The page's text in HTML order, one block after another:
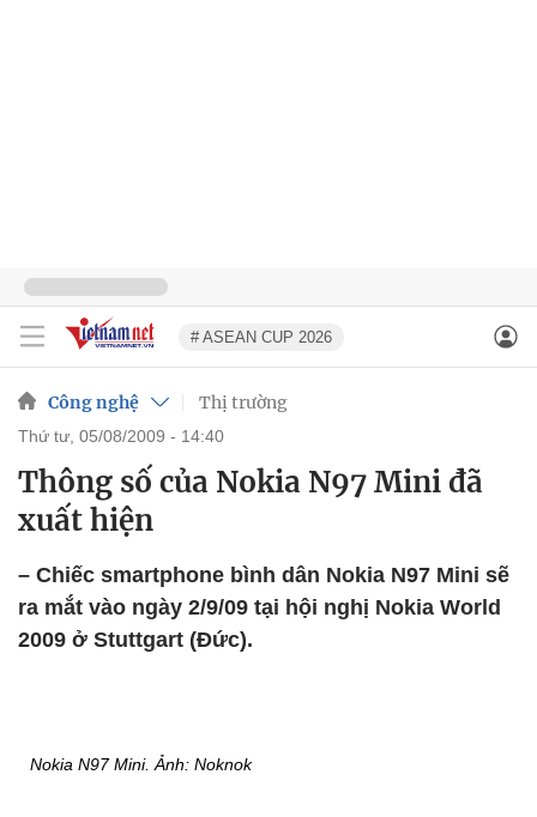
# ASEAN CUP 2026
Công nghệ Thị trường
thứ tư, 05/08/2009 - 14:40
Thông số của Nokia N97 Mini đã
xuất hiện
– Chiếc smartphone bình dân Nokia N97 Mini sẽ
ra mắt vào ngày 2/9/09 tại hội nghị Nokia World
2009 ở Stuttgart (Đức).
Nokia N97 Mini. Ảnh: Noknok